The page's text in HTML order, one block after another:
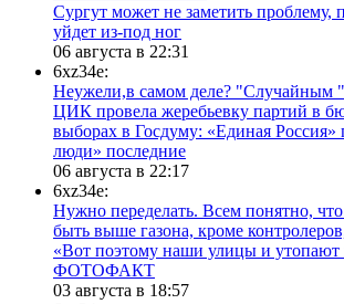
Сургут может не заметить проблему,
уйдет из-под ног
06 августа в 22:31
6xz34e:
Неужели,в самом деле? "Случайным "
ЦИК провела жеребьевку партий в
выборах в Госдуму: «Единая Россия»
люди» последние
06 августа в 22:17
6xz34e:
Нужно переделать. Всем понятно,
быть выше газона, кроме
«Вот поэтому наши улицы и утопают
ФОТОФАКТ
03 августа в 18:57